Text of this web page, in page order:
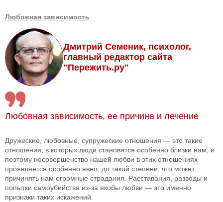
Любовная зависимость
Дмитрий Семеник, психолог,
главный редактор сайта
"Пережить.ру"
Любовная зависимость, ее причина и лечение
Дружеские, любовные, супружеские отношения — это такие
отношения, в которых люди становятся особенно близки нам, и
поэтому несовершенство нашей любви в этих отношениях
проявляется особенно явно, до такой степени, что может
причинять нам огромные страдания. Расставания, разводы и
попытки самоубийства из-за якобы любви — это именно
признаки таких искажений.